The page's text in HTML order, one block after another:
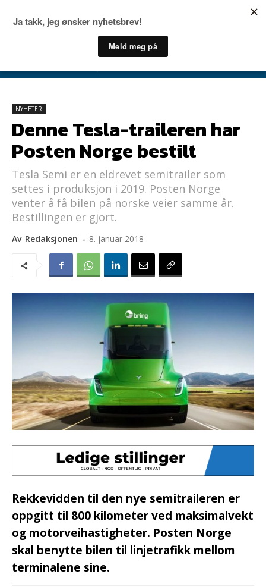
NYHETER
Denne Tesla-traileren har
Posten Norge bestilt
Tesla Semi er en eldrevet semitrailer som
settes i produksjon i 2019. Posten Norge
venter å få bilen på norske veier samme år.
Bestillingen er gjort.
Av Redaksjonen - 8. januar 2018
Rekkevidden til den nye semitraileren er
oppgitt til 800 kilometer ved maksimalvekt
og motorveihastigheter. Posten Norge
skal benytte bilen til linjetrafikk mellom
terminalene sine.